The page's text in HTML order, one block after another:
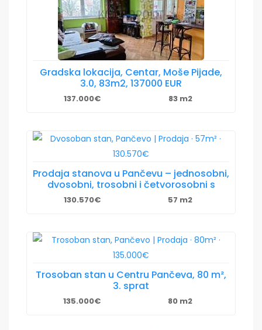
Gradska lokacija, Centar, Moše Pijade,
3.0, 83m2, 137000 EUR
137.000€ 83 m2
Prodaja stanova u Pančevu – jednosobni,
dvosobni, trosobni i četvorosobni s
130.570€ 57 m2
Trosoban stan u Centru Pančeva, 80 m²,
3. sprat
135.000€ 80 m2